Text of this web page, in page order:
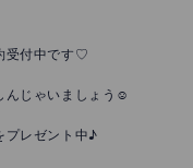
受付中です♡
んじゃいましょう☺
プレゼント中♪